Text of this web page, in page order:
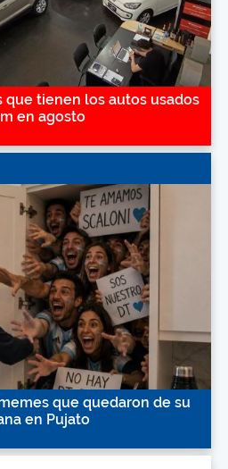
que tienen los autos usados
en agosto
que quedaron de su
en Pujato